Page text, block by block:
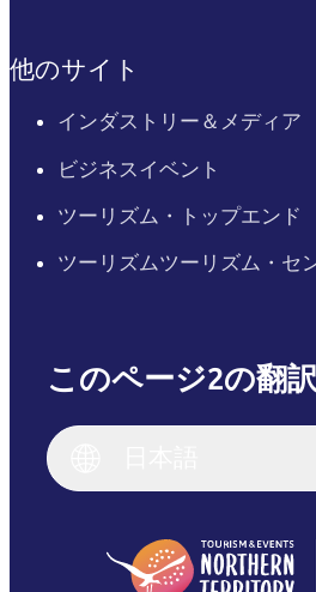
他のサイト
インダストリー＆メディア
ビジネスイベント
ツーリズム・トップエンド
ツーリズムツーリズム・セ
このページ2の翻
English (US)
English
(Singapore)